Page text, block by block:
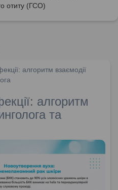
отиту (ГСО)
алгоритм взаємодії
алгоритм
та